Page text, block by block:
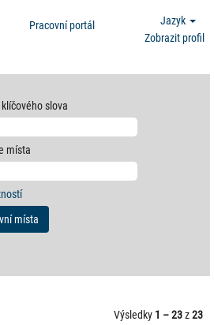
Pracovní portál
Jazyk
Zobrazit profil
slova
místa
Výsledky 1 – 23z23